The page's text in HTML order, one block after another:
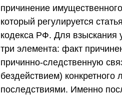
причинение
который регулируется
кодекса РФ. Для взыскания
три элемента: факт
причинно-следственную
бездействием)
последствиями. Именно